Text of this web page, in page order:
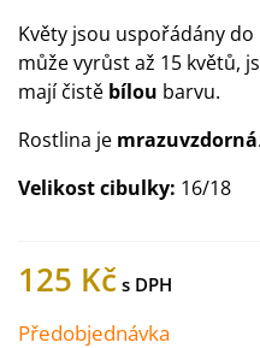
Květy jsou uspořádány
může vyrůst až 15 květů,
mají čistě bílou barvu.
Rostlina je mrazuvzdorná.
Velikost cibulky: 16/18
125 Kč
Předobjednávka